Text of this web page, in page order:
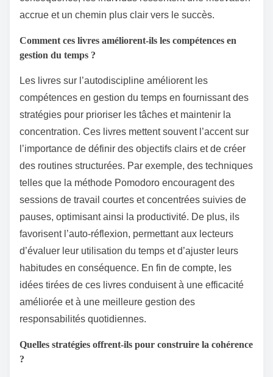
accrue et un chemin plus clair vers le succès.
Comment ces livres améliorent-ils les compétences en
gestion du temps ?
Les livres sur l’autodiscipline améliorent les
compétences en gestion du temps en fournissant des
stratégies pour prioriser les tâches et maintenir la
concentration. Ces livres mettent souvent l’accent sur
l’importance de définir des objectifs clairs et de créer
des routines structurées. Par exemple, des techniques
telles que la méthode Pomodoro encouragent des
sessions de travail courtes et concentrées suivies de
pauses, optimisant ainsi la productivité. De plus, ils
favorisent l’auto-réflexion, permettant aux lecteurs
d’évaluer leur utilisation du temps et d’ajuster leurs
habitudes en conséquence. En fin de compte, les
idées tirées de ces livres conduisent à une efficacité
améliorée et à une meilleure gestion des
responsabilités quotidiennes.
Quelles stratégies offrent-ils pour construire la cohérence
?